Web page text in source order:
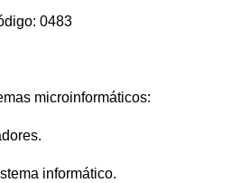
0483
microinformáticos:
informático.